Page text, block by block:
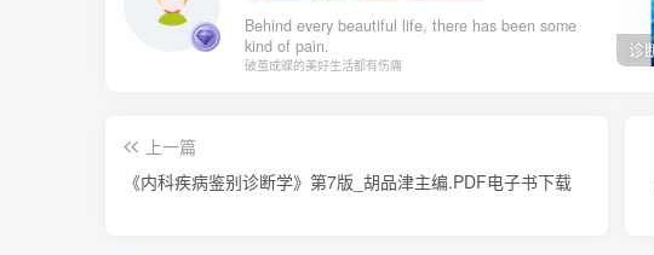
Behind every beautiful life, there has been some
kind of pain.
破茧成蝶的美好生活都有伤痛
上一篇
《内科疾病鉴别诊断学》第7版_胡品津主编.PDF电子书下载